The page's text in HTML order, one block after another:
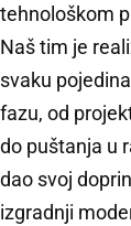
tehnološkom
Naš tim je
svaku
fazu, od
do puštanja u
dao svoj
izgradnji